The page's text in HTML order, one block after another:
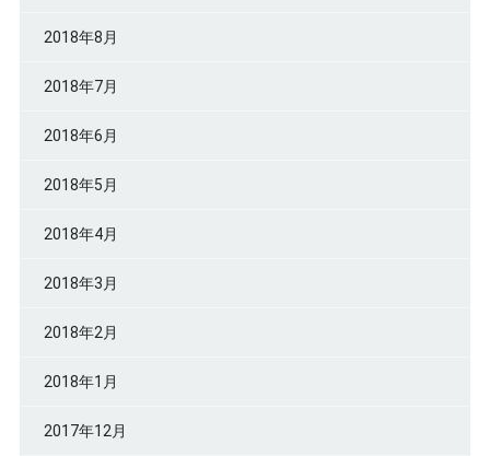
2018年8月
2018年7月
2018年6月
2018年5月
2018年4月
2018年3月
2018年2月
2018年1月
2017年12月